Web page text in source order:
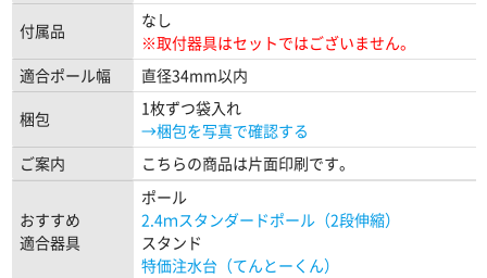
付属品
なし
※取付器具はセットではございません。
適合ポール幅
直径34mm以内
梱包
1枚ずつ袋入れ
→梱包を写真で確認する
ご案内
こちらの商品は片面印刷です。
おすすめ
適合器具
ポール
2.4ｍスタンダードポール（2段伸縮）
スタンド
特価注水台（てんとーくん）